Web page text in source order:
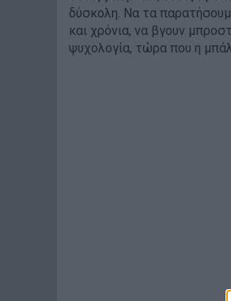
δύσκολη. Να τα
και χρόνια, να βγουν
ψυχολογία, τώρα που η